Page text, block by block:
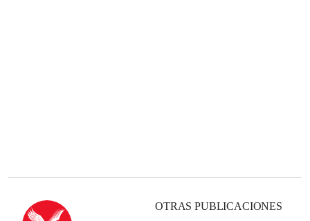
OTRAS PUBLICACIONES